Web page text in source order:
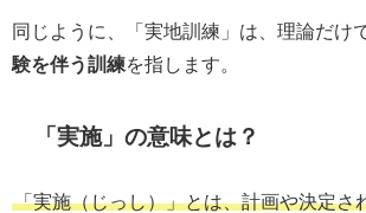
同じように、「実地訓練」は、理論だけ
験を伴う訓練を指します。
「実施」の意味とは？
「実施（じっし）」とは、計画や決定さ